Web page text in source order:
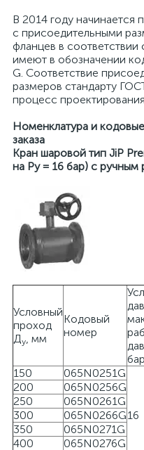
В 2014 году начинается
с присоедительными
фланцев в
имеют в обозначении
G. Соответствие
размеров стандарту
процесс
Номенклатура и
заказа
Кран шаровой тип JiP
на Ру = 16 бар) с
Условный
проход
Ду, мм
Кодовый
номер
бар
150
065N0251G
16
200
065N0256G
250
065N0261G
300
065N0266G
350
065N0271G
400
065N0276G